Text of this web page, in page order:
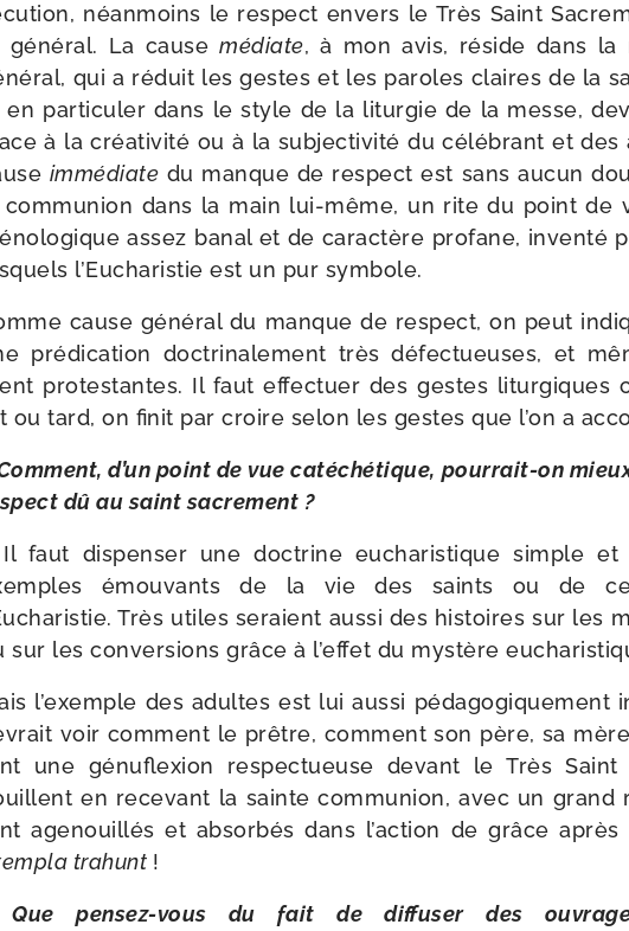
néan­moins le res­pect envers le Très Saint
géné­ral. La causemédiate, à mon avis, réside dans
qui a réduit les gestes et les paroles claires de la
en par­ti­cu­ler dans le style de la litur­gie de la messe,
à la créa­ti­vi­té ou à la sub­jec­ti­vi­té du célé­brant et des
immé­diate du manque de res­pect est sans aucun
com­mu­nion dans la main lui-​même, un rite du point
assez banal et de carac­tère pro­fane, inven­té
l’Eucharistie est un pur symbole.
cause géné­ral du manque de res­pect, on peut
pré­di­ca­tion doc­tri­na­le­ment très défec­tueuses, et
pro­tes­tantes. Il faut effec­tuer des gestes litur­giques
ou tard, on finit par croire selon les gestes que l’on a
d’un point de vue caté­ché­tique, pourrait-​on
dû au saint sacre­ment ?
faut dis­pen­ser une doc­trine eucha­ris­tique simple
émou­vants de la vie des saints ou de
Très utiles seraient aus­si des his­toires sur les
sur les conver­sions grâce à l’ef­fet du mys­tère
l’exemple des adultes est lui aus­si péda­go­gi­que­ment
voir com­ment le prêtre, com­ment son père, sa
une génu­flexion res­pec­tueuse devant le Très Saint
en rece­vant la sainte com­mu­nion, avec un
age­nouillés et absor­bés dans l’ac­tion de grâce
tra­hunt !
pensez-​vous du fait de dif­fu­ser des